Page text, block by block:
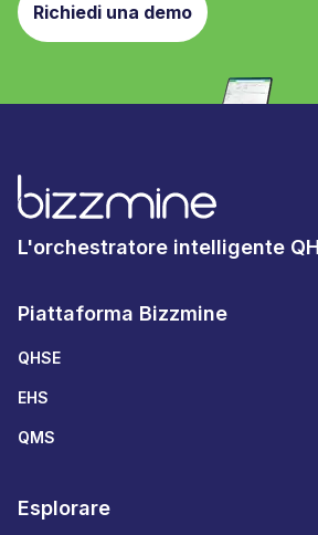
Richiedi una demo
L'orchestratore intelligente
Piattaforma Bizzmine
QHSE
EHS
QMS
Esplorare